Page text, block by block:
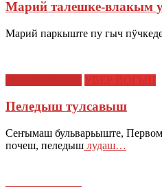
Марий талешке-влакым
Марий паркыште пу гыч
Пеледыш тулсавыш
Сеҥымаш бульварьыште,
почеш, пеледыш лудаш…